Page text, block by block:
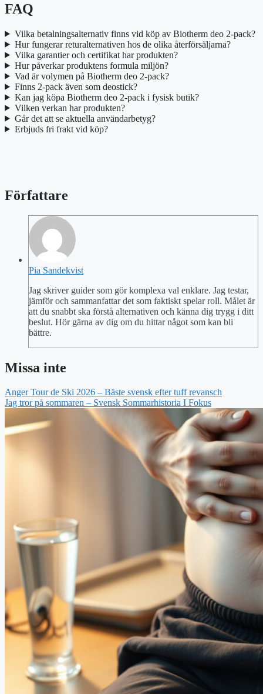
FAQ
Vilka betalningsalternativ finns vid köp av Biotherm deo 2-pack?
Hur fungerar returalternativen hos de olika återförsäljarna?
Vilka garantier och certifikat har produkten?
Hur påverkar produktens formula miljön?
Vad är volymen på Biotherm deo 2-pack?
Finns 2-pack även som deostick?
Kan jag köpa Biotherm deo 2-pack i fysisk butik?
Vilken verkan har produkten?
Går det att se aktuella användarbetyg?
Erbjuds fri frakt vid köp?
Författare
Pia Sandekvist
Jag skriver guider som gör komplexa val enklare. Jag testar,
jämför och sammanfattar det som faktiskt spelar roll. Målet är
att du snabbt ska förstå alternativen och känna dig trygg i ditt
beslut. Hör gärna av dig om du hittar något som kan bli
bättre.
Missa inte
Anger Tour de Ski 2026 – Bäste svensk efter tuff revansch
Jag tror på sommaren – Svensk Sommarhistoria I Fokus